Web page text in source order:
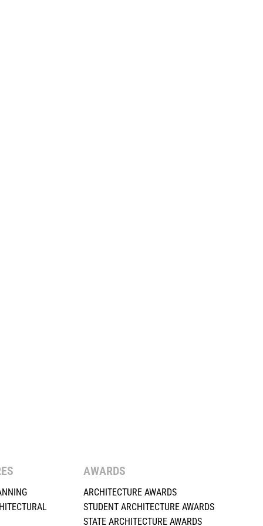
AWARDS
ARCHITECTURE AWARDS
STUDENT ARCHITECTURE AWARDS
STATE ARCHITECTURE AWARDS